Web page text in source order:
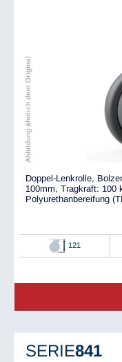
Abbildung ähnlich dem Original
Doppel-Lenkrolle,
100mm, Tragkraft: 100
Polyurethanbereifung
121
SERIE841